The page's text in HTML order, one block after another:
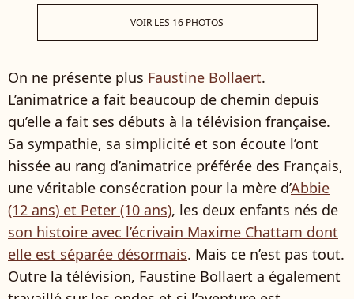
VOIR LES 16 PHOTOS
On ne présente plus Faustine Bollaert.
L’animatrice a fait beaucoup de chemin depuis
qu’elle a fait ses débuts à la télévision française.
Sa sympathie, sa simplicité et son écoute l’ont
hissée au rang d’animatrice préférée des Français,
une véritable consécration pour la mère d’Abbie
(12 ans) et Peter (10 ans), les deux enfants nés de
son histoire avec l’écrivain Maxime Chattam dont
elle est séparée désormais. Mais ce n’est pas tout.
Outre la télévision, Faustine Bollaert a également